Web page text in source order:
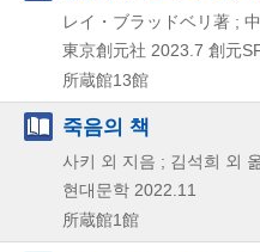
レイ・ブラッドベリ著 ;
東京創元社 2023.7 創元
所蔵館13館
죽음의 책
사키 외 지음 ; 김석희 외
현대문학 2022.11
所蔵館1館